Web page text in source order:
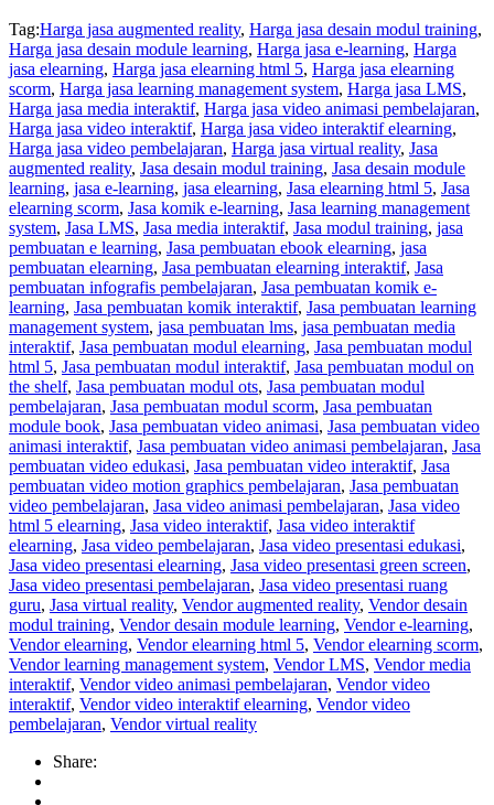
Tag:Harga jasa augmented reality, Harga jasa desain modul training,
Harga jasa desain module learning, Harga jasa e-learning, Harga
jasa elearning, Harga jasa elearning html 5, Harga jasa elearning
scorm, Harga jasa learning management system, Harga jasa LMS,
Harga jasa media interaktif, Harga jasa video animasi pembelajaran,
Harga jasa video interaktif, Harga jasa video interaktif elearning,
Harga jasa video pembelajaran, Harga jasa virtual reality, Jasa
augmented reality, Jasa desain modul training, Jasa desain module
learning, jasa e-learning, jasa elearning, Jasa elearning html 5, Jasa
elearning scorm, Jasa komik e-learning, Jasa learning management
system, Jasa LMS, Jasa media interaktif, Jasa modul training, jasa
pembuatan e learning, Jasa pembuatan ebook elearning, jasa
pembuatan elearning, Jasa pembuatan elearning interaktif, Jasa
pembuatan infografis pembelajaran, Jasa pembuatan komik e-
learning, Jasa pembuatan komik interaktif, Jasa pembuatan learning
management system, jasa pembuatan lms, jasa pembuatan media
interaktif, Jasa pembuatan modul elearning, Jasa pembuatan modul
html 5, Jasa pembuatan modul interaktif, Jasa pembuatan modul on
the shelf, Jasa pembuatan modul ots, Jasa pembuatan modul
pembelajaran, Jasa pembuatan modul scorm, Jasa pembuatan
module book, Jasa pembuatan video animasi, Jasa pembuatan video
animasi interaktif, Jasa pembuatan video animasi pembelajaran, Jasa
pembuatan video edukasi, Jasa pembuatan video interaktif, Jasa
pembuatan video motion graphics pembelajaran, Jasa pembuatan
video pembelajaran, Jasa video animasi pembelajaran, Jasa video
html 5 elearning, Jasa video interaktif, Jasa video interaktif
elearning, Jasa video pembelajaran, Jasa video presentasi edukasi,
Jasa video presentasi elearning, Jasa video presentasi green screen,
Jasa video presentasi pembelajaran, Jasa video presentasi ruang
guru, Jasa virtual reality, Vendor augmented reality, Vendor desain
modul training, Vendor desain module learning, Vendor e-learning,
Vendor elearning, Vendor elearning html 5, Vendor elearning scorm,
Vendor learning management system, Vendor LMS, Vendor media
interaktif, Vendor video animasi pembelajaran, Vendor video
interaktif, Vendor video interaktif elearning, Vendor video
pembelajaran, Vendor virtual reality
Share: